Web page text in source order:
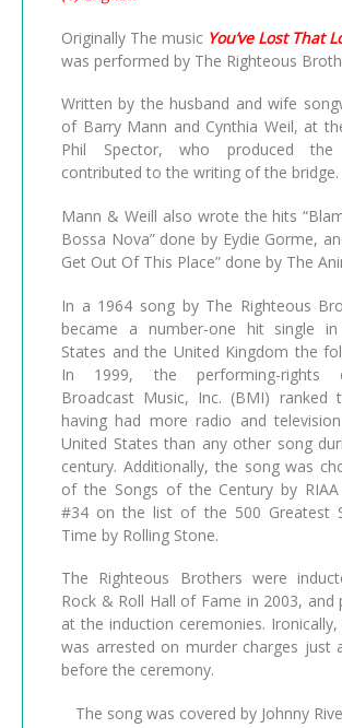
Originally The music You’ve Lost That
was performed by The Righteous
Written by the husband and wife
of Barry Mann and Cynthia Weil, at
Phil Spector, who produced
contributed to the writing of the bridge.
Mann & Weill also wrote the hits
Bossa Nova” done by Eydie Gorme,
Get Out Of This Place” done by The
In a 1964 song by The Righteous
became a number-one hit single
States and the United Kingdom the
In 1999, the performing-rights
Broadcast Music, Inc. (BMI) ranked
having had more radio and
United States than any other song
century. Additionally, the song was
of the Songs of the Century by
#34 on the list of the 500 Greatest
Time by Rolling Stone.
The Righteous Brothers were
Rock & Roll Hall of Fame in 2003,
at the induction ceremonies.
was arrested on murder charges just
before the ceremony.
The song was covered by Johnny